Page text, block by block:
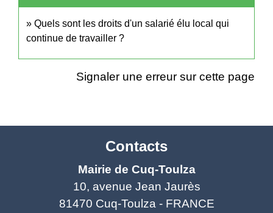
Quels sont les droits d'un salarié élu local qui
continue de travailler ?
Signaler une erreur sur cette page
Contacts
Mairie de Cuq-Toulza
10, avenue Jean Jaurès
81470 Cuq-Toulza - FRANCE